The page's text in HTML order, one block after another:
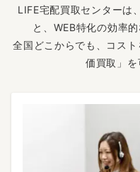
LIFE宅配買取センターは
と、WEB特化の効率
全国どこからでも、コス
価買取」を